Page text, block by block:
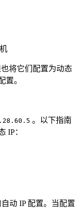
将它们配置为动态
置。
。以下指南
IP：
动 IP 配置。当配置